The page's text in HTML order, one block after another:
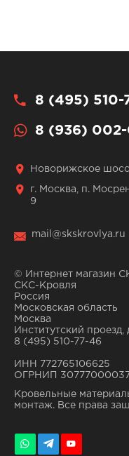
8 (495) 510-
8 (936)
Новорижское
г. Москва, п.
9
mail@skskrovlya.ru
© Интернет магазин
СКС-Кровля
Россия
Московская область
Москва
Институтский проезд,
8 (495) 510-77-46
ИНН 772765106625
ОГРНИП
Кровельные
монтаж. Все права